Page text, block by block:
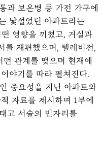
과 보온병 등 가전 가구에
낯설었던 아파트라는
영향을 끼쳤고, 거실과
를 재편했으며, 텔레비전,
관계를 맺으며 현재에
야기를 따라 펼쳐진다.
중요성을 지닌 아파트와
자료를 제시하며 1부에
고 서술의 빈자리를